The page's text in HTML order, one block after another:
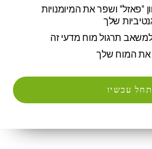
ושפר את המיומנויות
שלך
תרגול מוח מדעי זה
המוח שלך
עכשיו